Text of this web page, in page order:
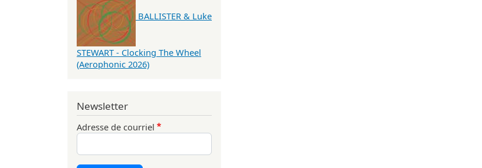
BALLISTER & Luke
STEWART - Clocking The Wheel
(Aerophonic 2026)
Newsletter
Adresse de courriel